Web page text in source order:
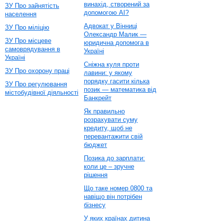
ЗУ Про зайнятість
населення
ЗУ Про міліцію
ЗУ Про місцеве
самоврядування в
Україні
ЗУ Про охорону праці
ЗУ Про регулювання
містобудівної діяльності
винахід, створений за
допомогою AI?
Адвокат у Вінниці
Олександр Малик —
юридична допомога в
Україні
Сніжна куля проти
лавини: у якому
порядку гасити кілька
позик — математика від
Банкрейт
Як правильно
розрахувати суму
кредиту, щоб не
перевантажити свій
бюджет
Позика до зарплати:
коли це – зручне
рішення
Що таке номер 0800 та
навіщо він потрібен
бізнесу
У яких країнах дитина